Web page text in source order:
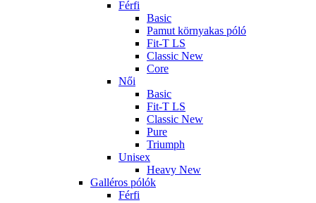
Férfi
Basic
Pamut környakas póló
Fit-T LS
Classic New
Core
Női
Basic
Fit-T LS
Classic New
Pure
Triumph
Unisex
Heavy New
Galléros pólók
Férfi